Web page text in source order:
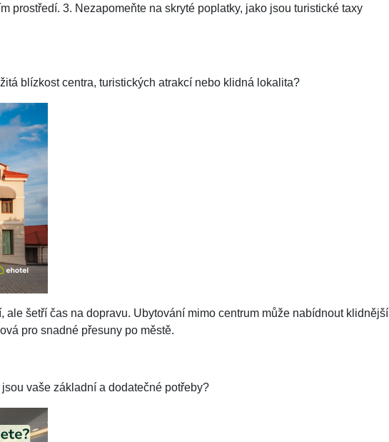
prostředí. 3. Nezapomeňte na skryté poplatky, jako jsou turistické taxy
blízkost centra, turistických atrakcí nebo klidná lokalita?
ale šetří čas na dopravu. Ubytování mimo centrum může nabídnout klidnější
pro snadné přesuny po městě.
vaše základní a dodatečné potřeby?